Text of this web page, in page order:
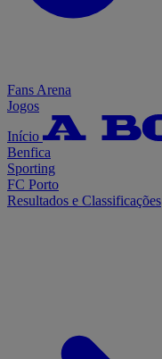
Fans Arena
Jogos
Início
Benfica
Sporting
FC Porto
Resultados e Classificações